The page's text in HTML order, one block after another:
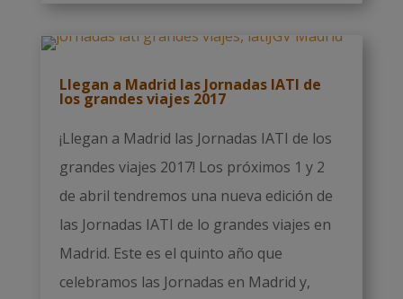
Llegan a Madrid las Jornadas IATI de
los grandes viajes 2017
¡Llegan a Madrid las Jornadas IATI de los
grandes viajes 2017! Los próximos 1 y 2
de abril tendremos una nueva edición de
las Jornadas IATI de lo grandes viajes en
Madrid. Este es el quinto año que
celebramos las Jornadas en Madrid y,